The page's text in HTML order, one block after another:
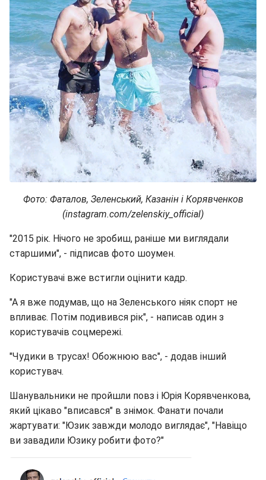
Фото: Фаталов, Зеленський, Казанін і Корявченков
(instagram.com/zelenskiy_official)
"2015 рік. Нічого не зробиш, раніше ми виглядали
старшими", - підписав фото шоумен.
Користувачі вже встигли оцінити кадр.
"А я вже подумав, що на Зеленського ніяк спорт не
впливає. Потім подивився рік", - написав один з
користувачів соцмережі.
"Чудики в трусах! Обожнюю вас", - додав інший
користувач.
Шанувальники не пройшли повз і Юрія Корявченкова,
який цікаво "вписався" в знімок. Фанати почали
жартувати: "Юзик завжди молодо виглядає", "Навіщо
ви завадили Юзику робити фото?"